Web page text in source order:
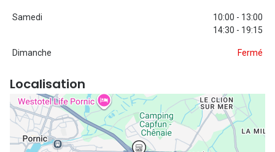
Tous nos
Nos
Samedi
10:00 - 13:00
14:30 - 19:15
Dimanche Fermé
Localisation